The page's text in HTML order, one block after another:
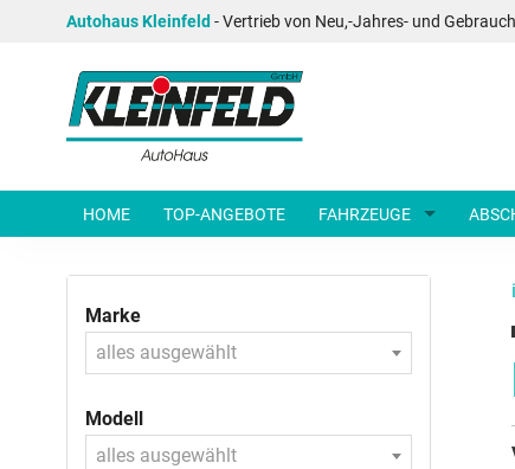
Autohaus Kleinfeld - Vertrieb von Neu,-Jahres- und
HOME TOP-ANGEBOTE FAHRZEUGE
Marke
alles ausgewählt
Modell
alles ausgewählt